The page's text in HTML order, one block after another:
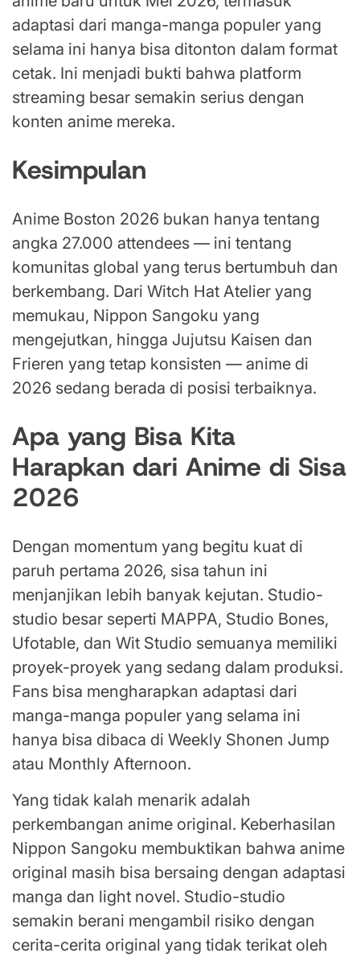
adaptasi dari manga-manga populer yang
selama ini hanya bisa ditonton dalam format
cetak. Ini menjadi bukti bahwa platform
streaming besar semakin serius dengan
konten anime mereka.
Kesimpulan
Anime Boston 2026 bukan hanya tentang
angka 27.000 attendees — ini tentang
komunitas global yang terus bertumbuh dan
berkembang. Dari Witch Hat Atelier yang
memukau, Nippon Sangoku yang
mengejutkan, hingga Jujutsu Kaisen dan
Frieren yang tetap konsisten — anime di
2026 sedang berada di posisi terbaiknya.
Apa yang Bisa Kita
Harapkan dari Anime di Sisa
2026
Dengan momentum yang begitu kuat di
paruh pertama 2026, sisa tahun ini
menjanjikan lebih banyak kejutan. Studio-
studio besar seperti MAPPA, Studio Bones,
Ufotable, dan Wit Studio semuanya memiliki
proyek-proyek yang sedang dalam produksi.
Fans bisa mengharapkan adaptasi dari
manga-manga populer yang selama ini
hanya bisa dibaca di Weekly Shonen Jump
atau Monthly Afternoon.
Yang tidak kalah menarik adalah
perkembangan anime original. Keberhasilan
Nippon Sangoku membuktikan bahwa anime
original masih bisa bersaing dengan adaptasi
manga dan light novel. Studio-studio
semakin berani mengambil risiko dengan
cerita-cerita original yang tidak terikat oleh